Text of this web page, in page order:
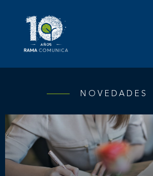
NOVEDADES